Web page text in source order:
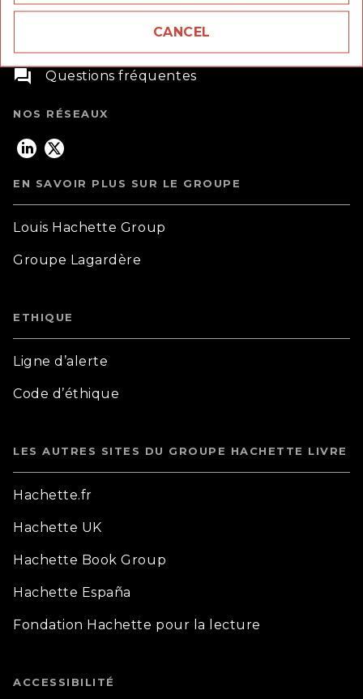
CANCEL
58 rue Jean Bleuzen,
question_answer Questions fréquentes
NOS RÉSEAUX
EN SAVOIR PLUS SUR LE GROUPE
Louis Hachette Group
Groupe Lagardère
ETHIQUE
Ligne d’alerte
Code d’éthique
LES AUTRES SITES DU GROUPE HACHETTE LIVRE
Hachette.fr
Hachette UK
Hachette Book Group
Hachette España
Fondation Hachette pour la lecture
ACCESSIBILITÉ